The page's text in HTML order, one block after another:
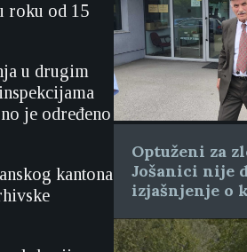
roku od 15
u drugim
je određeno
kantona
Optuženi za
Jošanici nije
izjašnjenje o